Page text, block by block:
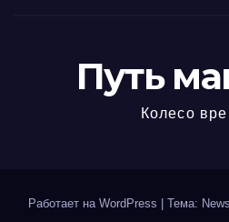
Путь
Колесо
Работает на WordPress Тема: